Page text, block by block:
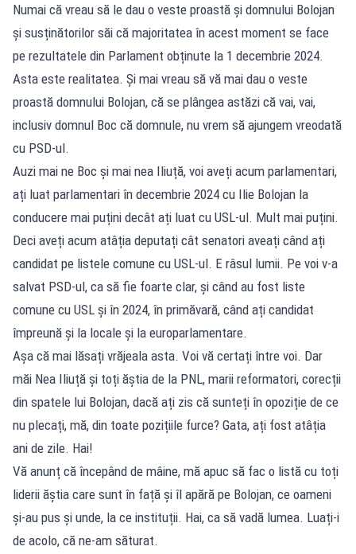
Numai că vreau să le dau o veste proastă și domnului Bolojan
și susținătorilor săi că majoritatea în acest moment se face
pe rezultatele din Parlament obținute la 1 decembrie 2024.
Asta este realitatea. Și mai vreau să vă mai dau o veste
proastă domnului Bolojan, că se plângea astăzi că vai, vai,
inclusiv domnul Boc că domnule, nu vrem să ajungem vreodată
cu PSD-ul.
Auzi mai ne Boc și mai nea Iliuță, voi aveți acum parlamentari,
ați luat parlamentari în decembrie 2024 cu Ilie Bolojan la
conducere mai puțini decât ați luat cu USL-ul. Mult mai puțini.
Deci aveți acum atâția deputați cât senatori aveați când ați
candidat pe listele comune cu USL-ul. E râsul lumii. Pe voi v-a
salvat PSD-ul, ca să fie foarte clar, și când au fost liste
comune cu USL și în 2024, în primăvară, când ați candidat
împreună și la locale și la europarlamentare.
Așa că mai lăsați vrăjeala asta. Voi vă certați între voi. Dar
măi Nea Iliuță și toți ăștia de la PNL, marii reformatori, corecții
din spatele lui Bolojan, dacă ați zis că sunteți în opoziție de ce
nu plecați, mă, din toate pozițiile furce? Gata, ați fost atâția
ani de zile. Hai!
Vă anunț că începând de mâine, mă apuc să fac o listă cu toți
liderii ăștia care sunt în față și îl apără pe Bolojan, ce oameni
și-au pus și unde, la ce instituții. Hai, ca să vadă lumea. Luați-i
de acolo, că ne-am săturat.